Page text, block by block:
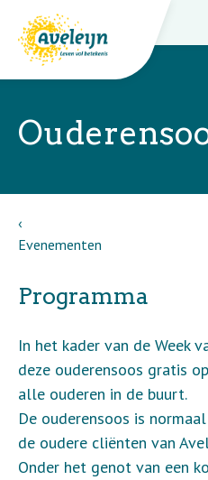
Evenementen
Programma
In het kader van de Week
deze ouderensoos gratis
alle ouderen in de buurt.
De ouderensoos is
de oudere cliënten van
Onder het genot van een